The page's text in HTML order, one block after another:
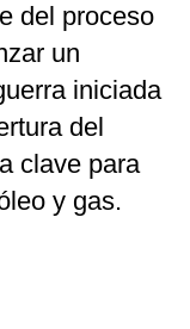
del proceso
un
iniciada
del
clave para
y gas.